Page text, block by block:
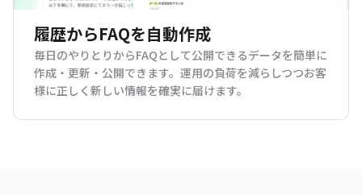
履歴からFAQを自動作成
毎日のやりとりからFAQとして公開できるデータを簡単に
作成・更新・公開できます。運用の負荷を減らしつつお客
様に正しく新しい情報を確実に届けます。